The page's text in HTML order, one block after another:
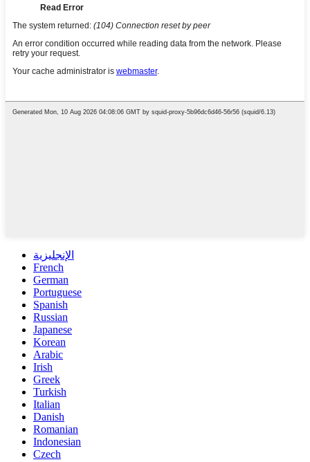
الإنجليزية
French
German
Portuguese
Spanish
Russian
Japanese
Korean
Arabic
Irish
Greek
Turkish
Italian
Danish
Romanian
Indonesian
Czech